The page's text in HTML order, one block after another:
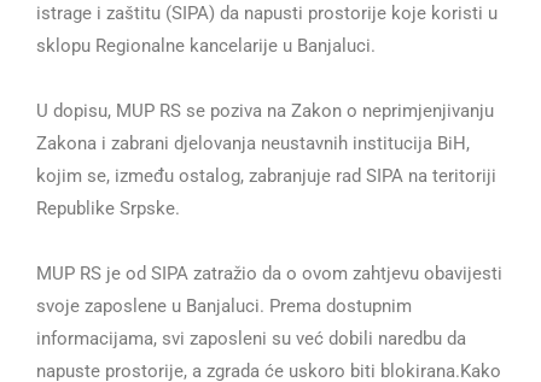
istrage i zaštitu (SIPA) da napusti prostorije koje koristi u
sklopu Regionalne kancelarije u Banjaluci.
U dopisu, MUP RS se poziva na Zakon o neprimjenjivanju
Zakona i zabrani djelovanja neustavnih institucija BiH,
kojim se, između ostalog, zabranjuje rad SIPA na teritoriji
Republike Srpske.
MUP RS je od SIPA zatražio da o ovom zahtjevu obavijesti
svoje zaposlene u Banjaluci. Prema dostupnim
informacijama, svi zaposleni su već dobili naredbu da
napuste prostorije, a zgrada će uskoro biti blokirana.Kako